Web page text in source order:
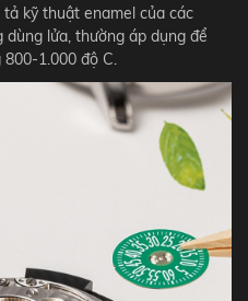
kỹ thuật enamel của các
lửa, thường áp dụng để
1.000 độ C.